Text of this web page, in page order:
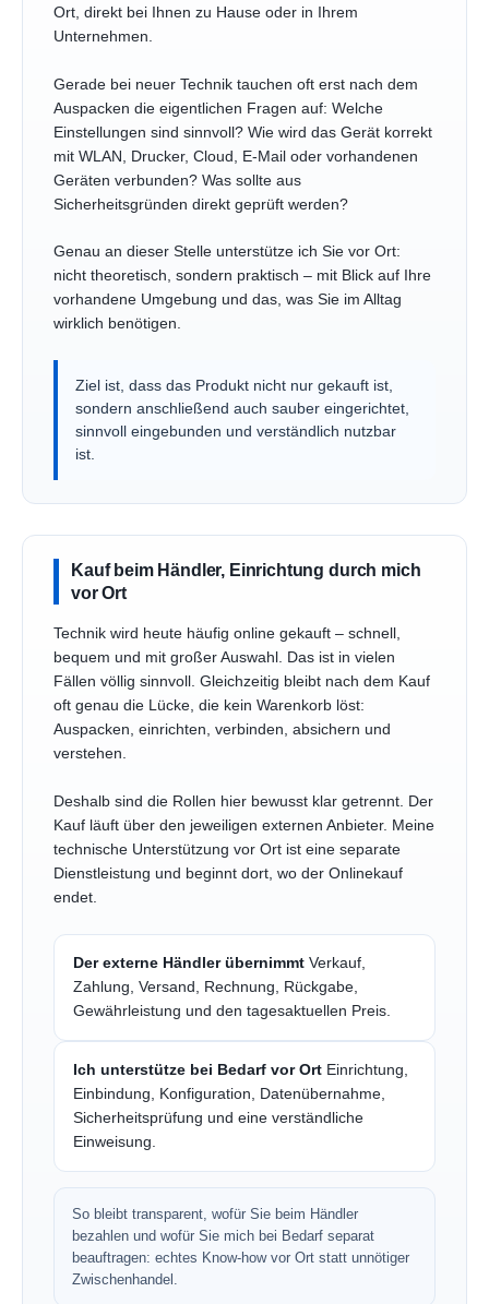
Ort, direkt bei Ihnen zu Hause oder in Ihrem
Unternehmen.
Gerade bei neuer Technik tauchen oft erst nach dem
Auspacken die eigentlichen Fragen auf: Welche
Einstellungen sind sinnvoll? Wie wird das Gerät korrekt
mit WLAN, Drucker, Cloud, E-Mail oder vorhandenen
Geräten verbunden? Was sollte aus
Sicherheitsgründen direkt geprüft werden?
Genau an dieser Stelle unterstütze ich Sie vor Ort:
nicht theoretisch, sondern praktisch – mit Blick auf Ihre
vorhandene Umgebung und das, was Sie im Alltag
wirklich benötigen.
Ziel ist, dass das Produkt nicht nur gekauft ist,
sondern anschließend auch sauber eingerichtet,
sinnvoll eingebunden und verständlich nutzbar
ist.
Kauf beim Händler, Einrichtung durch mich
vor Ort
Technik wird heute häufig online gekauft – schnell,
bequem und mit großer Auswahl. Das ist in vielen
Fällen völlig sinnvoll. Gleichzeitig bleibt nach dem Kauf
oft genau die Lücke, die kein Warenkorb löst:
Auspacken, einrichten, verbinden, absichern und
verstehen.
Deshalb sind die Rollen hier bewusst klar getrennt. Der
Kauf läuft über den jeweiligen externen Anbieter. Meine
technische Unterstützung vor Ort ist eine separate
Dienstleistung und beginnt dort, wo der Onlinekauf
endet.
Der externe Händler übernimmt Verkauf,
Zahlung, Versand, Rechnung, Rückgabe,
Gewährleistung und den tagesaktuellen Preis.
Ich unterstütze bei Bedarf vor Ort Einrichtung,
Einbindung, Konfiguration, Datenübernahme,
Sicherheitsprüfung und eine verständliche
Einweisung.
So bleibt transparent, wofür Sie beim Händler
bezahlen und wofür Sie mich bei Bedarf separat
beauftragen: echtes Know-how vor Ort statt unnötiger
Zwischenhandel.